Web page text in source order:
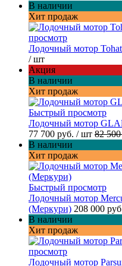
В наличии
Хит продаж
просмотр
Лодочный мотор
/ шт
Акция
В наличии
Хит продаж
Быстрый просмотр
Лодочный мотор
77 700 руб. / шт 82
В наличии
Хит продаж
Быстрый просмотр
Лодочный мотор
(Меркури) 208 000
В наличии
Хит продаж
просмотр
Лодочный мотор